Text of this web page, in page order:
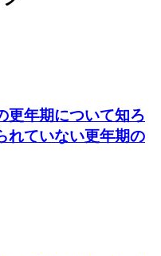
更年期について知ろ
れていない更年期の